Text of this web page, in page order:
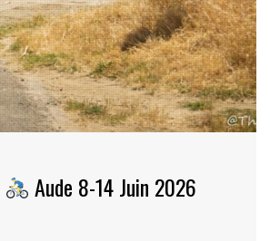
Aude 8-14 Juin 2026